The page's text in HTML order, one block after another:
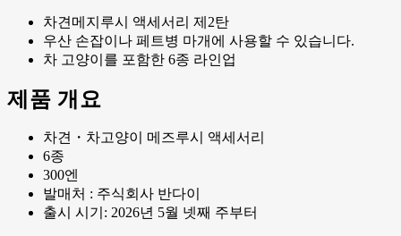
차견메지루시 액세서리 제2탄
우산 손잡이나 페트병 마개에 사용할 수 있습니다.
차 고양이를 포함한 6종 라인업
제품 개요
차견・차고양이 메즈루시 액세서리
6종
300엔
발매처 : 주식회사 반다이
출시 시기: 2026년 5월 넷째 주부터